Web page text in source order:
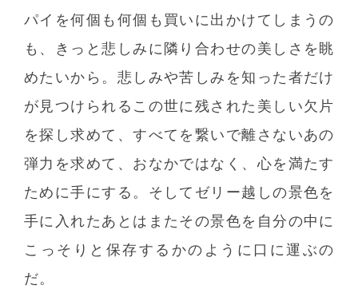
パイを何個も何個も買いに出かけてしまうの
も、きっと悲しみに隣り合わせの美しさを眺
めたいから。悲しみや苦しみを知った者だけ
が見つけられるこの世に残された美しい欠片
を探し求めて、すべてを繋いで離さないあの
弾力を求めて、おなかではなく、心を満たす
ために手にする。そしてゼリー越しの景色を
手に入れたあとはまたその景色を自分の中に
こっそりと保存するかのように口に運ぶの
だ。